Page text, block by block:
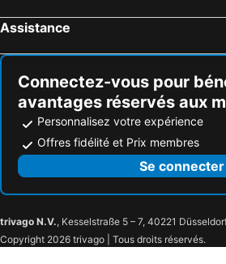
Assistance
Connectez-vous pour
avantages réservés aux
Personnalisez votre expérience
Offres fidélité et Prix membres
Se connecter
trivago N.V., Kesselstraße 5 – 7, 40221
Copyright 2026 trivago | Tous droits réservés.